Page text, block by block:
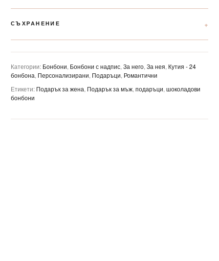
СЪХРАНЕНИЕ
Категории: Бонбони, Бонбони с надпис, За него, За нея, Кутия - 24
бонбона, Персонализирани, Подаръци, Романтични
Етикети: Подарък за жена, Подарък за мъж, подаръци, шоколадови
бонбони